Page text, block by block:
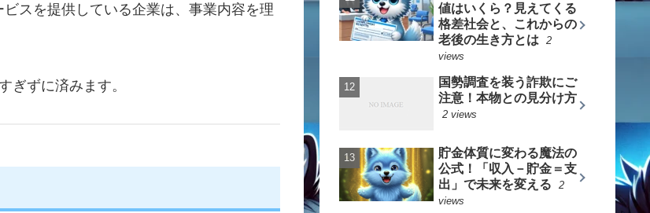
スを提供している企業は、事業内容を理
ぎずに済みます。
値はいくら？見えてくる
格差社会と、これからの
老後の生き方とは
2
views
国勢調査を装う詐欺にご
注意！本物との見分け方
2 views
貯金体質に変わる魔法の
公式！「収入－貯金＝支
出」で未来を変える
2
views